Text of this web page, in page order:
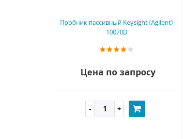
Пробник пассивный Keysight (Agilent)
10070D
Цена по запросу